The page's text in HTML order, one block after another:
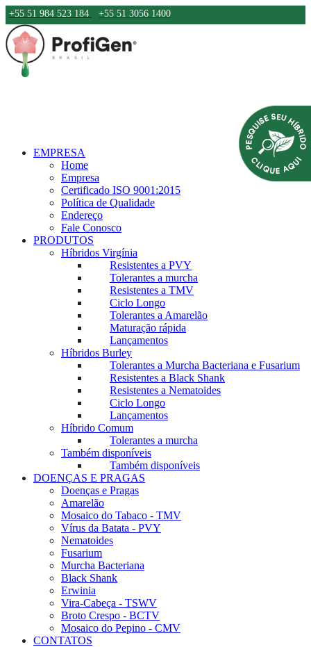
+55 51 984 523 184 +55 51 3056 1400
EMPRESA
Home
Empresa
Certificado ISO 9001:2015
Política de Qualidade
Endereço
Fale Conosco
PRODUTOS
Híbridos Virgínia
Resistentes a PVY
Tolerantes a murcha
Resistentes a TMV
Ciclo Longo
Tolerantes a Amarelão
Maturação rápida
Lançamentos
Híbridos Burley
Tolerantes a Murcha Bacteriana e Fusarium
Resistentes a Black Shank
Resistentes a Nematoides
Ciclo Longo
Lançamentos
Híbrido Comum
Tolerantes a murcha
Também disponíveis
Também disponíveis
DOENÇAS E PRAGAS
Doenças e Pragas
Amarelão
Mosaico do Tabaco - TMV
Vírus da Batata - PVY
Nematoides
Fusarium
Murcha Bacteriana
Black Shank
Erwinia
Vira-Cabeça - TSWV
Broto Crespo - BCTV
Mosaico do Pepino - CMV
CONTATOS